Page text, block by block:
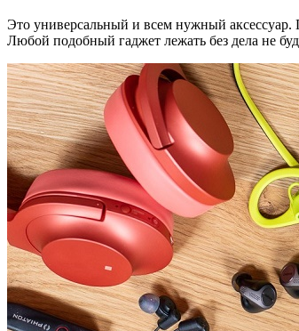
Это универсальный и всем нужный
Любой подобный гаджет лежать без дела не